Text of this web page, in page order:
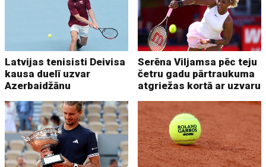
Latvijas tenisisti Deivisa
kausa duelī uzvar
Azerbaidžānu
Serēna Viljamsa pēc teju
četru gadu pārtraukuma
atgriežas kortā ar uzvaru